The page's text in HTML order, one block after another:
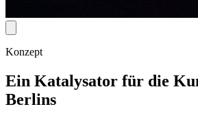
Konzept
Ein Katalysator für die
Berlins